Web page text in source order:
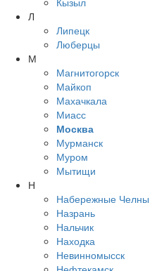
Л
Липецк
Люберцы
М
Магнитогорск
Майкоп
Махачкала
Миасс
Москва
Мурманск
Муром
Мытищи
Н
Набережные Челны
Назрань
Нальчик
Находка
Невинномысск